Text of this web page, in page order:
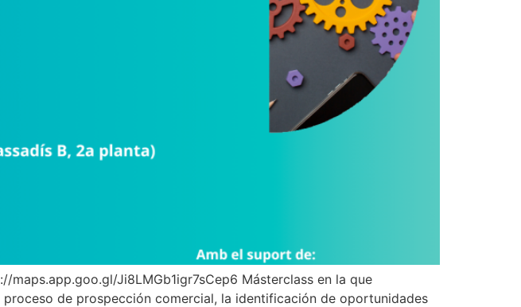
maps.app.goo.gl/Ji8LMGb1igr7sCep6 Másterclass en la que
de prospección comercial, la identificación de oportunidades